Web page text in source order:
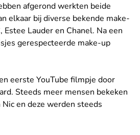
afgerond werkten beide
elkaar bij diverse bekende make-
Estee Lauder en Chanel. Na een
gerespecteerde make-up
eerste YouTube filmpje door
Steeds meer mensen bekeken
Nic en deze werden steeds